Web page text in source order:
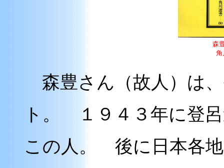
森
森豊さん（故人）は
ト。 １９４３年に登
この人。 後に日本各